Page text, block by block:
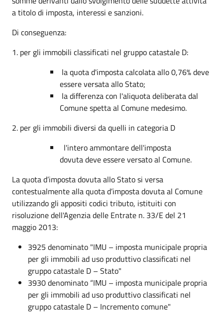
a titolo di imposta, interessi e sanzioni.
Di conseguenza:
1. per gli immobili classificati nel gruppo catastale D:
la quota d'imposta calcolata allo 0,76% deve
essere versata allo Stato;
la differenza con l'aliquota deliberata dal
Comune spetta al Comune medesimo.
2. per gli immobili diversi da quelli in categoria D
l'intero ammontare dell'imposta
dovuta deve essere versato al Comune.
La quota d’imposta dovuta allo Stato si versa
contestualmente alla quota d’imposta dovuta al Comune
utilizzando gli appositi codici tributo, istituiti con
risoluzione dell'Agenzia delle Entrate n. 33/E del 21
maggio 2013:
3925 denominato "IMU – imposta municipale propria
per gli immobili ad uso produttivo classificati nel
gruppo catastale D – Stato"
3930 denominato “IMU – imposta municipale propria
per gli immobili ad uso produttivo classificati nel
gruppo catastale D – Incremento comune"